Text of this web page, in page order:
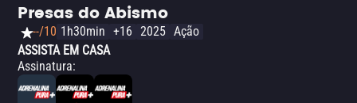
Presas do Abismo
--/10 1h30min +16 2025 Ação
ASSISTA EM CASA
Assinatura: